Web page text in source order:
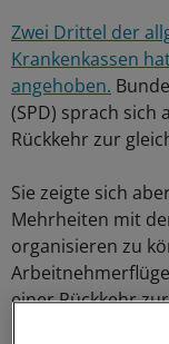
Zwei Drittel der
Krankenkassen
angehoben.
(SPD) sprach sich
Rückkehr zur
Sie zeigte sich
Mehrheiten mit
organisieren zu
einer Rückkehr